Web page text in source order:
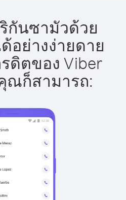
กันซามัวด้วย
อย่างง่ายดาย
ดิตของ Viber
ณก็สามารถ: